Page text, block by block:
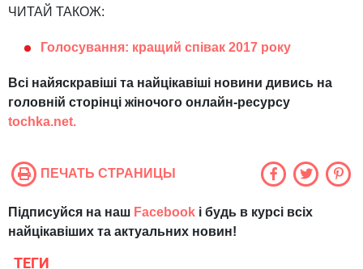
ЧИТАЙ ТАКОЖ:
Голосування: кращий співак 2017 року
Всі найяскравіші та найцікавіші новини дивись на
головній сторінці жіночого онлайн-ресурсу
tochka.net.
ПЕЧАТЬ СТРАНИЦЫ
Підписуйся на наш Facebook і будь в курсі всіх
найцікавіших та актуальних новин!
ТЕГИ